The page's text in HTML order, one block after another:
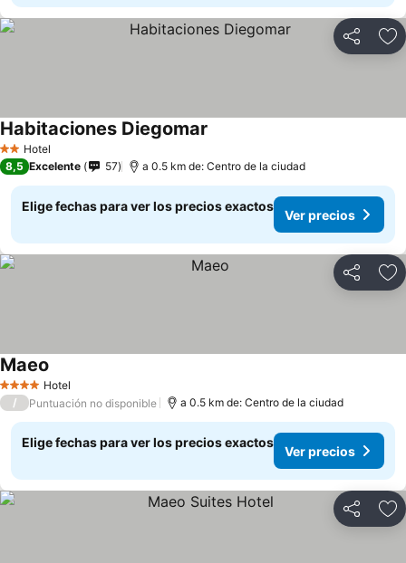
Compartir
2 Estrellas
Hotel
Habitaciones Diegomar
8,5 Excelente 57 a 0.5 km de: Centro de la ciudad
Elige fechas para ver los precios exactos
Ver precios
Compartir
4 EstrellasHotel
Maeo
/ Puntuación no disponible a 0.5 km de: Centro de la ciudad
Elige fechas para ver los precios exactos
Ver precios
Compartir